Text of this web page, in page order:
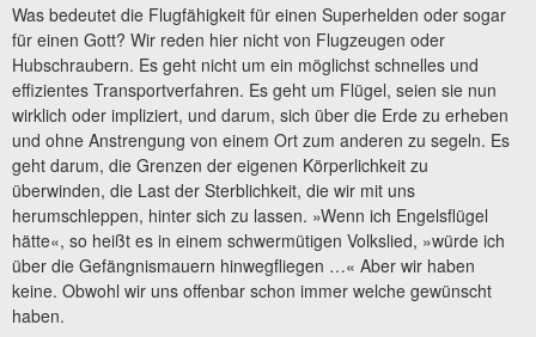
Was bedeutet die Flugfähigkeit für einen Superhelden oder sogar
für einen Gott? Wir reden hier nicht von Flugzeugen oder
Hubschraubern. Es geht nicht um ein möglichst schnelles und
effizientes Transportverfahren. Es geht um Flügel, seien sie nun
wirklich oder impliziert, und darum, sich über die Erde zu erheben
und ohne Anstrengung von einem Ort zum anderen zu segeln. Es
geht darum, die Grenzen der eigenen Körperlichkeit zu
überwinden, die Last der Sterblichkeit, die wir mit uns
herumschleppen, hinter sich zu lassen. »Wenn ich Engelsflügel
hätte«, so heißt es in einem schwermütigen Volkslied, »würde ich
über die Gefängnismauern hinwegfliegen …« Aber wir haben
keine. Obwohl wir uns offenbar schon immer welche gewünscht
haben.